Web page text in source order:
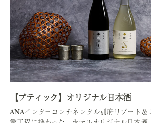
【ブティック】オリジナル日本酒
ANAインターコンチネンタル別府リゾート＆